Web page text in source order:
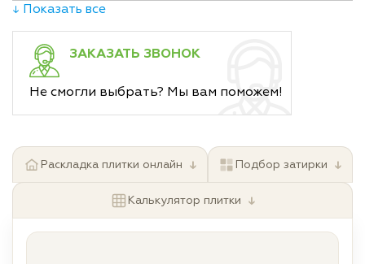
↓ Показать все
ЗАКАЗАТЬ ЗВОНОК
Не смогли выбрать? Мы вам поможем!
Раскладка плитки онлайн ↓ Подбор затирки ↓
Калькулятор плитки ↓